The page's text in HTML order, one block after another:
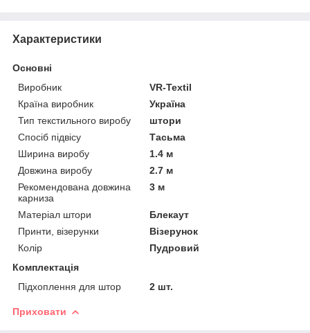
Характеристики
Основні
Виробник
VR-Textil
Країна виробник
Україна
Тип текстильного виробу
штори
Спосіб підвісу
Тасьма
Ширина виробу
1.4 м
Довжина виробу
2.7 м
Рекомендована довжина
карниза
3 м
Матеріал штори
Блекаут
Принти, візерунки
Візерунок
Колір
Пудровий
Комплектація
Підхоплення для штор
2 шт.
Приховати